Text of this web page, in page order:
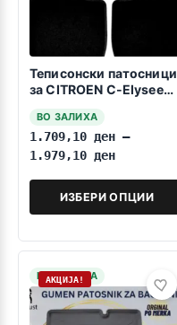
Теписонски патосници
за CITROEN C-Elysee
ВО ЗАЛИХА
1.709,10 ден –
1.979,10 ден
ИЗБЕРИ ОПЦИИ
НА ЗАЛИХА
АКЦИЈА!